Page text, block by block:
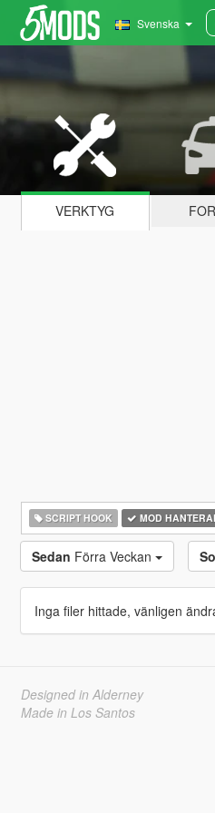
Svenska
VERKTYG
SCRIPT HOOK MOD
Sedan Förra Veckan
Inga filer hittade, vänligen
Designed in Alderney
Made in Los Santos